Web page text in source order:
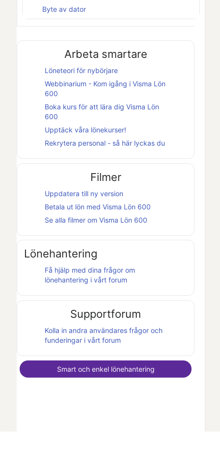
Byte av dator
Arbeta smartare
Löneteori för nybörjare
Webbinarium - Kom igång i Visma Lön
600
Boka kurs för att lära dig Visma Lön
600
Upptäck våra lönekurser!
Rekrytera personal - så här lyckas du
Filmer
Uppdatera till ny version
Betala ut lön med Visma Lön 600
Se alla filmer om Visma Lön 600
Lönehantering
Få hjälp med dina frågor om
lönehantering i vårt forum
Supportforum
Kolla in andra användares frågor och
funderingar i vårt forum
Smart och enkel lönehantering